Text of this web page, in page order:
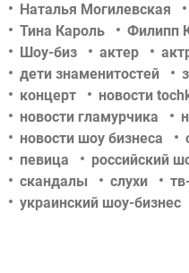
Наталья Могилевская
Тина Кароль
Филипп
Шоу-биз
актер
дети знаменитостей
концерт
новости
новости гламурчика
новости шоу бизнеса
певица
российский
скандалы
слухи
украинский шоу-бизнес